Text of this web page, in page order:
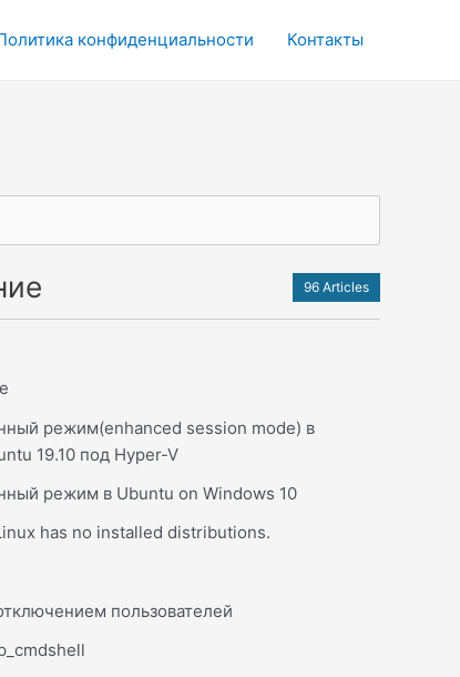
конфиденциальности Контакты
96 Articles
режим(enhanced session mode) в
19.10 под Hyper-V
режим в Ubuntu on Windows 10
has no installed distributions.
пользователей